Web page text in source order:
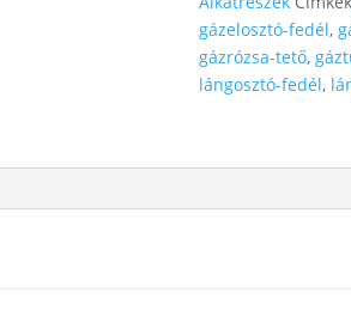
gázelosztó-fedél,
gázrózsa-tető,
lángosztó-fedél,